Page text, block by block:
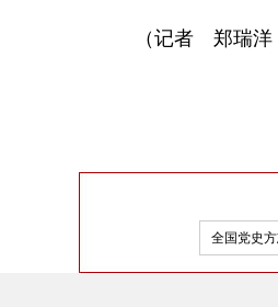
（记者 郑瑞洋
全国党史